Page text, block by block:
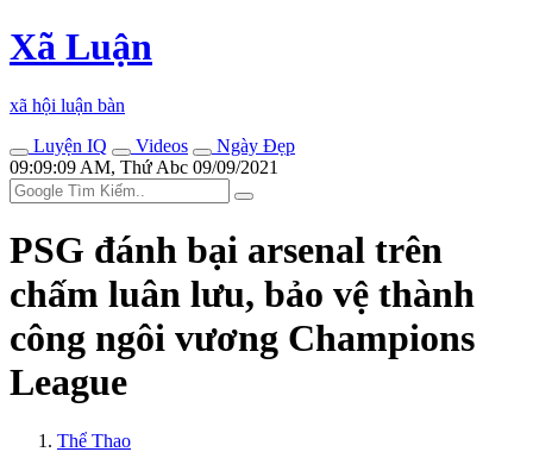
Xã Luận
xã hội luận bàn
Luyện IQ
Videos
Ngày Đẹp
09:09:09 AM, Thứ Abc 09/09/2021
PSG đánh bại ars‌enal trên
chấm luân lưu, bảo vệ thành
công ngôi vương Champions
League
Thể Thao